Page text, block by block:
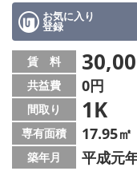
メールでお問い合わ
お気に入り
登録
賃 料
共益費 0円
間取り 1K
専有面積 17.95㎡
築年月 平成元